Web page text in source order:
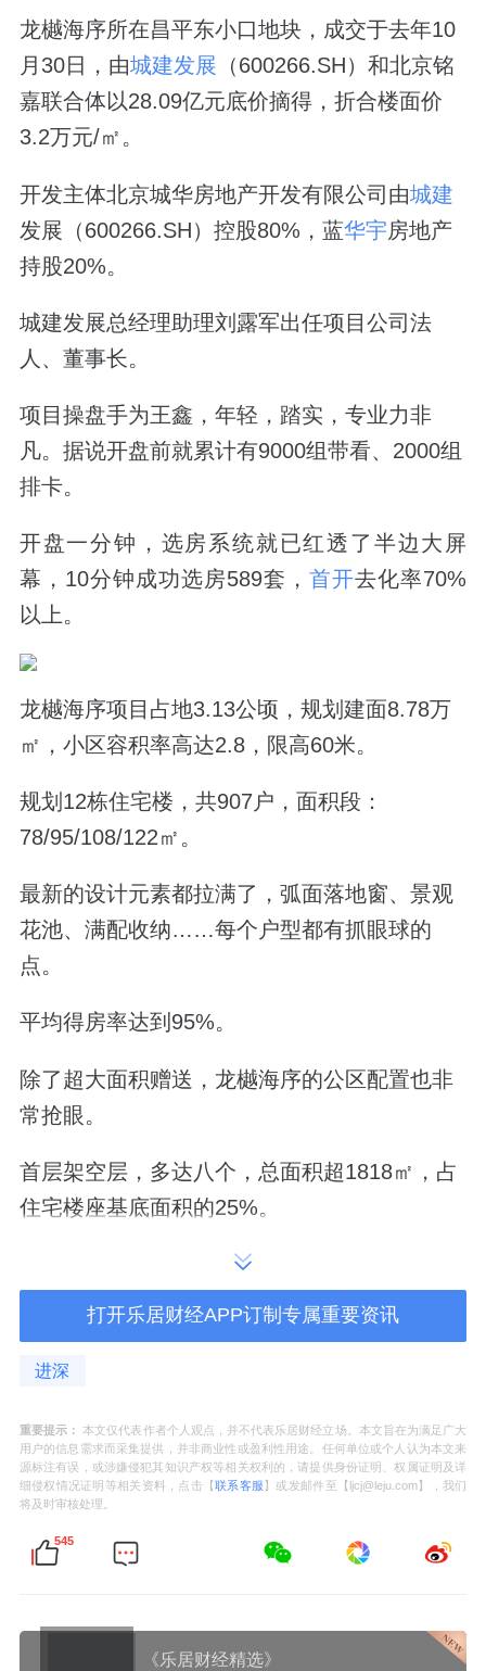
龙樾海序所在昌平东小口地块，成交于去年10
月30日，由城建发展 （600266.SH）和北京铭
嘉联合体以28.09亿元底价摘得，折合楼面价
3.2万元/㎡。
开发主体北京城华房地产开发有限公司由城建
发展（600266.SH）控股80%，蓝华宇房地产
持股20%。
城建发展总经理助理刘露军出任项目公司法
人、董事长。
项目操盘手为王鑫，年轻，踏实，专业力非
凡。据说开盘前就累计有9000组带看、2000组
排卡。
开盘一分钟，选房系统就已红透了半边大屏
幕，10分钟成功选房589套，首开去化率70%
以上。
龙樾海序项目占地3.13公顷，规划建面8.78万
㎡，小区容积率高达2.8，限高60米。
规划12栋住宅楼，共907户，面积段：
78/95/108/122㎡。
最新的设计元素都拉满了，弧面落地窗、景观
花池、满配收纳……每个户型都有抓眼球的
点。
平均得房率达到95%。
除了超大面积赠送，龙樾海序的公区配置也非
常抢眼。
首层架空层，多达八个，总面积超1818㎡，占
住宅楼座基底面积的25%。
加上大门入口的两处下沉庭院，会所体系相当
强大。
同时，大量架空层的设置，也保证了可售房源
龙樾海序所在的东小口贺村中滩组团，一度被
关注。
打开乐居财经APP订制专属重要资讯
进深
重要提示： 本文仅代表作者个人观点，并不代表乐居财经立场。本文旨在为满足广大
用户的信息需求而采集提供，并非商业性或盈利性用途。任何单位或个人认为本文来
源标注有误，或涉嫌侵犯其知识产权等相关权利的，请提供身份证明、权属证明及详
细侵权情况证明等相关资料，点击【联系客服 】或发邮件至【ljcj@leju.com】，我们
将及时审核处理。
545
《乐居财经精选》